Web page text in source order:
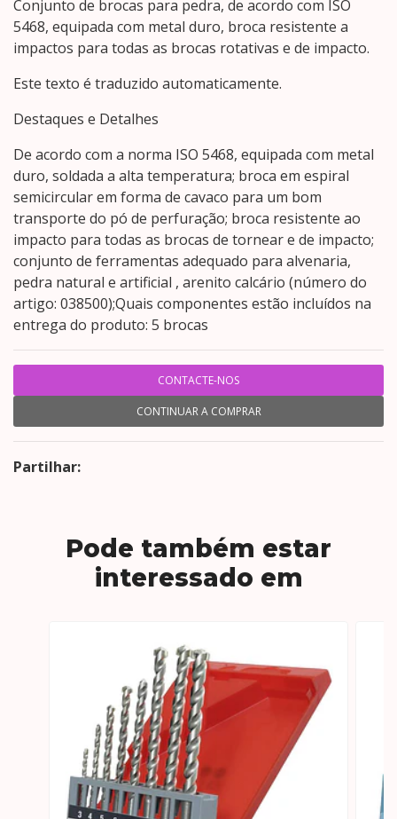
Conjunto de brocas para pedra, de acordo com ISO
5468, equipada com metal duro, broca resistente a
impactos para todas as brocas rotativas e de impacto.
Este texto é traduzido automaticamente.
Destaques e Detalhes
De acordo com a norma ISO 5468, equipada com metal
duro, soldada a alta temperatura; broca em espiral
semicircular em forma de cavaco para um bom
transporte do pó de perfuração; broca resistente ao
impacto para todas as brocas de tornear e de impacto;
conjunto de ferramentas adequado para alvenaria,
pedra natural e artificial , arenito calcário (número do
artigo: 038500);Quais componentes estão incluídos na
entrega do produto: 5 brocas
CONTACTE-NOS
CONTINUAR A COMPRAR
Partilhar:
Pode também estar
interessado em